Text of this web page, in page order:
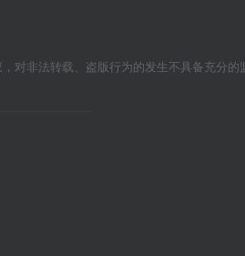
对非法转载、盗版行为的发生不具备充分的